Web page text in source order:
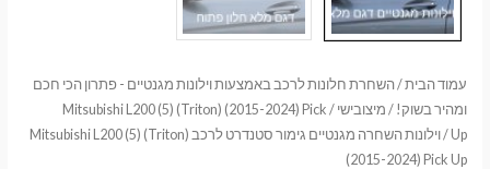
עמוד הבית/השחרת חלונות לרכב באמצעות וילונות מגנטיים - פתרון הכי חכם
ומהיר בשוק! / מיצובישי /
Mitsubishi L200 (5) (Triton) (2015-2024) Pick
Up
/ וילונות השחרה מגנטיים גימור סטנדרט לרכב Mitsubishi L200 (5) (Triton)
(2015-2024) Pick Up